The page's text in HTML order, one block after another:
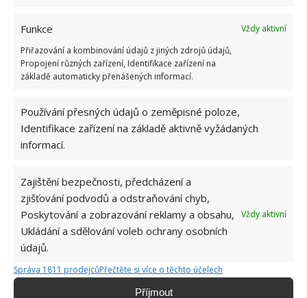
Funkce
Vždy aktivní
Přiřazování a kombinování údajů z jiných zdrojů údajů,
Propojení různých zařízení, Identifikace zařízení na
základě automaticky přenášených informací.
Používání přesných údajů o zeměpisné poloze,
Identifikace zařízení na základě aktivně vyžádaných
informací.
Zajištění bezpečnosti, předcházení a
zjišťování podvodů a odstraňování chyb,
Poskytování a zobrazování reklamy a obsahu,
Ukládání a sdělování voleb ochrany osobních
údajů.
Vždy aktivní
Správa 1811 prodejcůPřečtěte si více o těchto účelech
Příjmout
OBLÍBENÉ ČLÁNKY
Pokuta až 10 000 Kč hrozí za nesprávné sekání i
nesekání trávy. Záleží i na prostředku a lokaci
1.6.2026
Kdo je zažil, bez problému získá 12 ze 12 bodů
12.5.2026
dobrý přehled